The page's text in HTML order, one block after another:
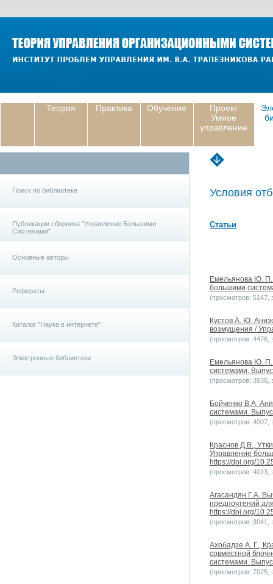
Теория Практика Обучение
Проект
Умное
управление
Поиск по библиотеке
Публикации сборника "Управление Большими
Системами"
Основные авторы
Рефераты
Каталог "Наука в интернете"
Электронные библиотеки
Условия
Статьи
Емельянова Ю. П.
большими
(просмотров: 5147,
Кустов А. Ю.
возмущения /
(просмотров: 4476,
Емельянова Ю.
системами.
(просмотров: 3936,
Бойченко В.А.
системами.
(просмотров: 4007,
Краснов Д.В.,
Управление
https://doi.org/
(просмотров: 4013,
Агасандян Г.А.
предпочтений
https://doi.org/
(просмотров: 3041,
Ахобадзе А. Г.,
совместной
системами.
(просмотров: 7025,